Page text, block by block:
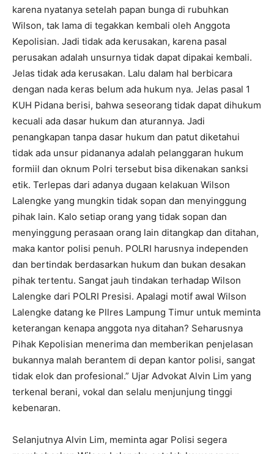
karena nyatanya setelah papan bunga di rubuhkan
Wilson, tak lama di tegakkan kembali oleh Anggota
Kepolisian. Jadi tidak ada kerusakan, karena pasal
perusakan adalah unsurnya tidak dapat dipakai kembali.
Jelas tidak ada kerusakan. Lalu dalam hal berbicara
dengan nada keras belum ada hukum nya. Jelas pasal 1
KUH Pidana berisi, bahwa seseorang tidak dapat dihukum
kecuali ada dasar hukum dan aturannya. Jadi
penangkapan tanpa dasar hukum dan patut diketahui
tidak ada unsur pidananya adalah pelanggaran hukum
formiil dan oknum Polri tersebut bisa dikenakan sanksi
etik. Terlepas dari adanya dugaan kelakuan Wilson
Lalengke yang mungkin tidak sopan dan menyinggung
pihak lain. Kalo setiap orang yang tidak sopan dan
menyinggung perasaan orang lain ditangkap dan ditahan,
maka kantor polisi penuh. POLRI harusnya independen
dan bertindak berdasarkan hukum dan bukan desakan
pihak tertentu. Sangat jauh tindakan terhadap Wilson
Lalengke dari POLRI Presisi. Apalagi motif awal Wilson
Lalengke datang ke Pllres Lampung Timur untuk meminta
keterangan kenapa anggota nya ditahan? Seharusnya
Pihak Kepolisian menerima dan memberikan penjelasan
bukannya malah berantem di depan kantor polisi, sangat
tidak elok dan profesional.” Ujar Advokat Alvin Lim yang
terkenal berani, vokal dan selalu menjunjung tinggi
kebenaran.
Selanjutnya Alvin Lim, meminta agar Polisi segera